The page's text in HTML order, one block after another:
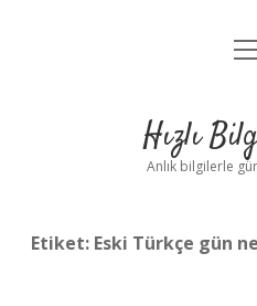
Yasal
Hızlı
Anlık bilgilerle
Etiket: Eski Türkçe gün